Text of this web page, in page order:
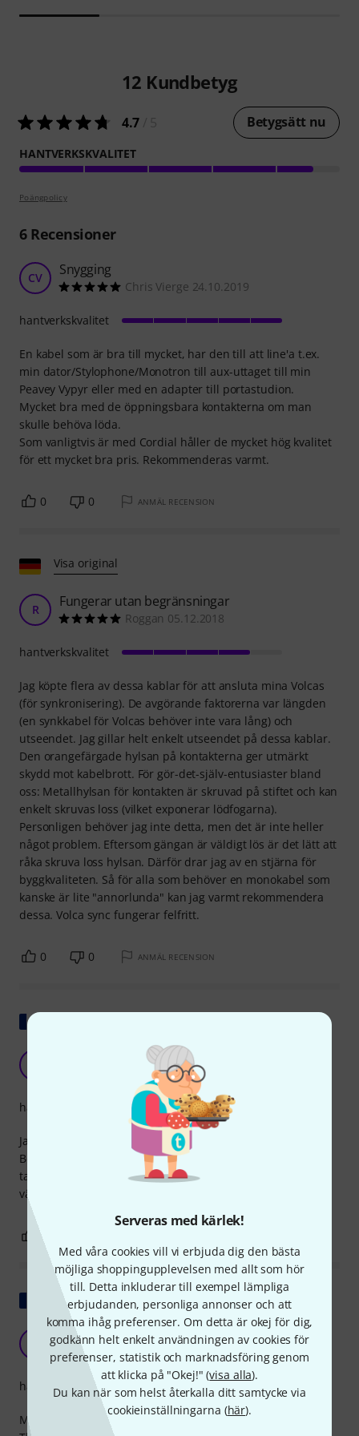
Serveras med kärlek!
Med våra cookies vill vi erbjuda dig den bästa
möjliga shoppingupplevelsen med allt som hör
till. Detta inkluderar till exempel lämpliga
erbjudanden, personliga annonser och att
komma ihåg preferenser. Om detta är okej för dig,
godkänn helt enkelt användningen av cookies för
preferenser, statistik och marknadsföring genom
att klicka på "Okej!" (visa alla).
Du kan när som helst återkalla ditt samtycke via
cookieinställningarna (här).
12 Kundbetyg
4.7 Betygsätt nu
HANTVERKSKVALITET
Poängpolicy
6Recensioner
CV Snygging
Chris Vierge 24.10.2019
En kabel som är bra till mycket, har den till att line'a t.ex.
min dator/Stylophone/Monotron till aux-uttaget till min
Peavey Vypyr eller med en adapter till portastudion.
Mycket bra med de öppningsbara kontakterna om man
skulle behöva löda.
Som vanligtvis är med Cordial håller de mycket hög kvalitet
för ett mycket bra pris. Rekommenderas varmt.
hantverkskvalitet
0 0 ANMÄL RECENSION
Visa original
R Fungerar utan begränsningar
Roggan 05.12.2018
Jag köpte flera av dessa kablar för att ansluta mina Volcas
(för synkronisering). De avgörande faktorerna var längden
(en synkkabel för Volcas behöver inte vara lång) och
utseendet. Jag gillar helt enkelt utseendet på dessa kablar.
Den orangefärgade hylsan på kontakterna ger utmärkt
skydd mot kabelbrott. För gör-det-själv-entusiaster bland
oss: Metallhylsan för kontakten är skruvad på stiftet och kan
enkelt skruvas loss (vilket exponerar lödfogarna).
Personligen behöver jag inte detta, men det är inte heller
något problem. Eftersom gängan är väldigt lös är det lätt att
råka skruva loss hylsan. Därför drar jag av en stjärna för
byggkvaliteten. Så för alla som behöver en monokabel som
kanske är lite "annorlunda" kan jag varmt rekommendera
dessa. Volca sync fungerar felfritt.
hantverkskvalitet
0 0 ANMÄL RECENSION
Pålitlig och robust.
Mato-Caen 25.06.2020
Jag köpte den här kabeln av en slump för att synka min
Behringer RD8 med min Arthuria DrumBrute Impact. Ärligt
talat, förutom att den här kabeln verkar väldigt robust och
välgjord, gör den sitt jobb perfekt och jag är väldigt nöjd.
hantverkskvalitet
0
Visa original
Okej
D6643 07.09.2021
Mycket välisolerad kabel, bra kvalitet. Fina lödfogar.
hantverkskvalitet